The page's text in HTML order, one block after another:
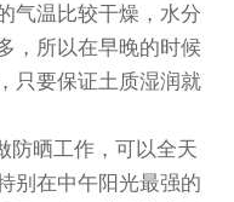
气温比较干燥，水分
，所以在早晚的时候
只要保证土质湿润就
防晒工作，可以全天
别在中午阳光最强的